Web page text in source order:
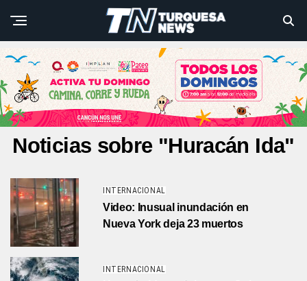
Noticias sobre "Huracán Ida"
INTERNACIONAL
Video: Inusual inundación en
Nueva York deja 23 muertos
INTERNACIONAL